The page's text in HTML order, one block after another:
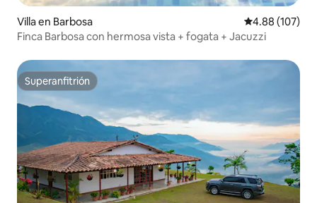
Villa en Barbosa Calificación
4.88 (107)
Finca Barbosa con hermosa vista + fogata + Jacuzzi
Superanfitrión
Superanfitrión